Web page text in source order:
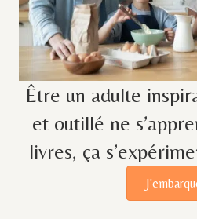
Être un adulte
et outillé ne
livres, ça